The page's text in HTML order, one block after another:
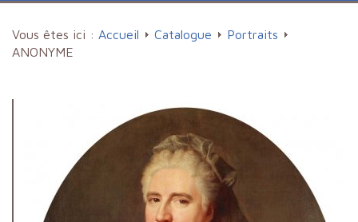
Vous êtes ici : Accueil Catalogue
Portraits
ANONYME